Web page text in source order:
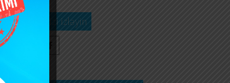
Bizi izləyin